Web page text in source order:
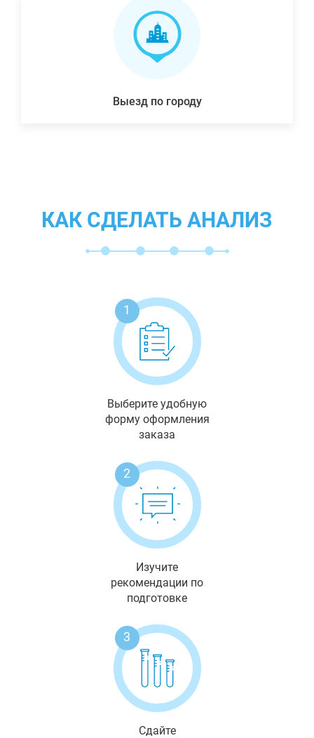
Выезд по городу
КАК СДЕЛАТЬ АНАЛИЗ
1
Выберите удобную
форму оформления
заказа
2
Изучите
рекомендации по
подготовке
3
Сдайте